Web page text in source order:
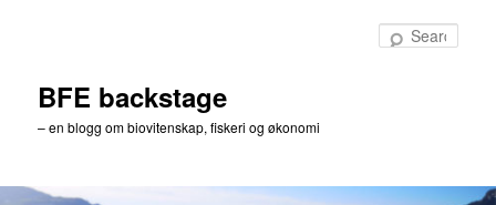
BFE backstage
– en blogg om biovitenskap, fiskeri og økonomi